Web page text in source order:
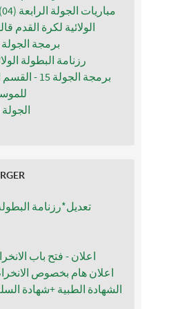
الولائية لكرة القدم
برمجة الجولة 03 فئة أقل من 11 سنة
رزنامة البطولة
برمجة
للموسم
الجولة
اعلان - فتح باب
اعلان هام بخصوص الانخراط
الشهادة الطبية +شهادة